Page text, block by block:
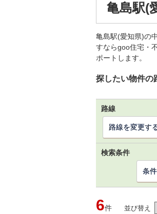
亀島駅(
亀島駅(愛知県)の
すならgoo住宅・
ポートします。
探したい物件の
路線
路線を変更す
検索条件
条
6件 並び替え